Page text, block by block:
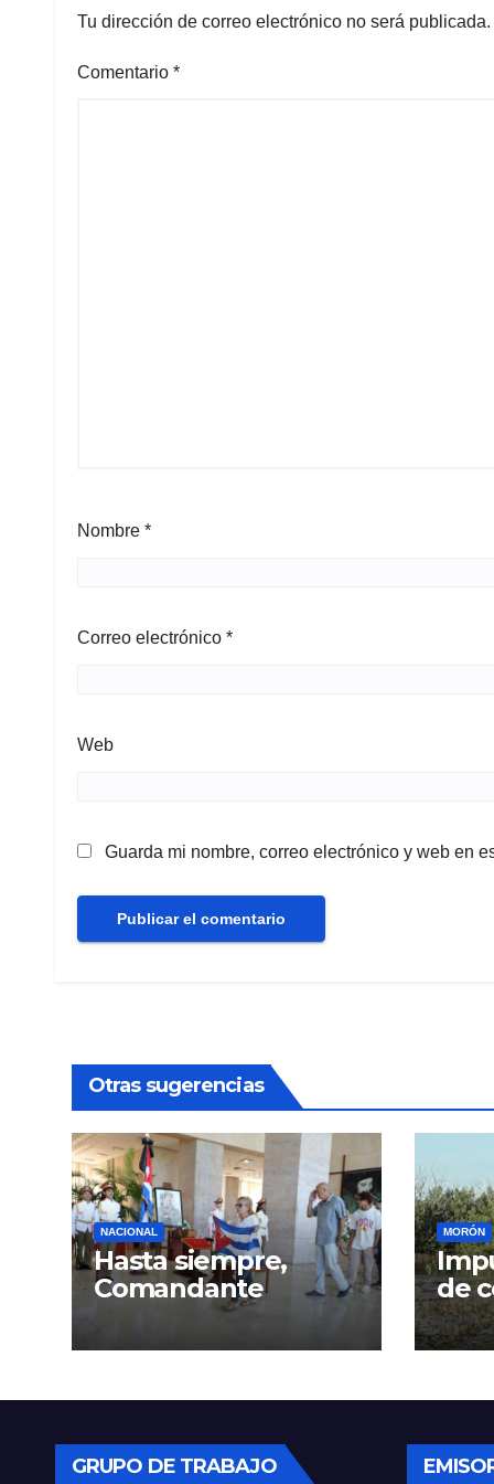
Tu dirección de correo electrónico no será publicada.
Comentario *
Nombre *
Correo electrónico *
Web
Guarda mi nombre, correo electrónico y web en
Otras sugerencias
NACIONAL
Hasta siempre,
Comandante
MORÓN
de
GRUPO DE TRABAJO